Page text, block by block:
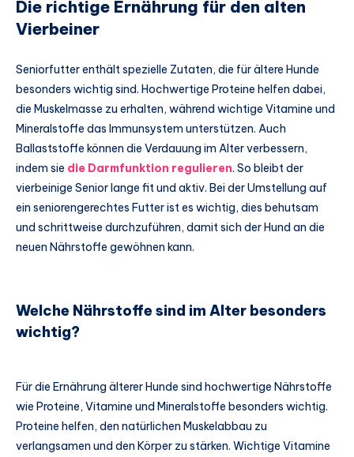
Die richtige Ernährung für den alten
Vierbeiner
Seniorfutter enthält spezielle Zutaten, die für ältere Hunde
besonders wichtig sind. Hochwertige Proteine helfen dabei,
die Muskelmasse zu erhalten, während wichtige Vitamine und
Mineralstoffe das Immunsystem unterstützen. Auch
Ballaststoffe können die Verdauung im Alter verbessern,
indem sie die Darmfunktion regulieren. So bleibt der
vierbeinige Senior lange fit und aktiv. Bei der Umstellung auf
ein seniorengerechtes Futter ist es wichtig, dies behutsam
und schrittweise durchzuführen, damit sich der Hund an die
neuen Nährstoffe gewöhnen kann.
Welche Nährstoffe sind im Alter besonders
wichtig?
Für die Ernährung älterer Hunde sind hochwertige Nährstoffe
wie Proteine, Vitamine und Mineralstoffe besonders wichtig.
Proteine helfen, den natürlichen Muskelabbau zu
verlangsamen und den Körper zu stärken. Wichtige Vitamine